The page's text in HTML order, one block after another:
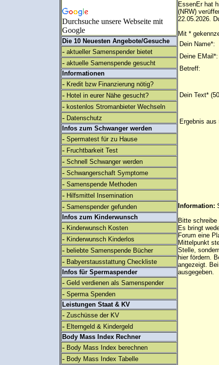
Durchsuche unsere Webseite mit
Google
Die 10 Neuesten Angebote/Gesuche
- aktueller Samenspender bietet
- aktuelle Samenspende gesucht
Informationen
- Kredit bzw Finanzierung nötig?
- Hotel in eurer Nähe gesucht?
- kostenlos Stromanbieter Wechseln
- Datenschutz
Infos zum Schwanger werden
- Spermatest für zu Hause
- Fruchtbarkeit Test
- Schnell Schwanger werden
- Schwangerschaft Symptome
- Samenspende Methoden
- Hilfsmittel Insemination
- Samenspender gefunden
Infos zum Kinderwunsch
- Kinderwunsch Kosten
- Kinderwunsch Kinderlos
- beliebte Samenspende Bücher
- Babyerstausstattung Checkliste
Infos für Spermaspender
- Geld verdienen als Samenspender
- Sperma Spenden
Leistungen Staat & KV
- Zuschüsse der KV
- Elterngeld & Kindergeld
Body Mass Index Rechner
- Body Mass Index berechnen
- Body Mass Index Tabelle
EssenEr hat
(NRW)
22.05.2026.
Mit *
Dein Name*:
Deine EMail*:
Betreff:
Dein Text*
Ergebnis aus
Information:
Bitte
Es bringt
Forum eine
Mittelpunkt
Stelle,
hier fördern.
angezeigt.
ausgegeben.